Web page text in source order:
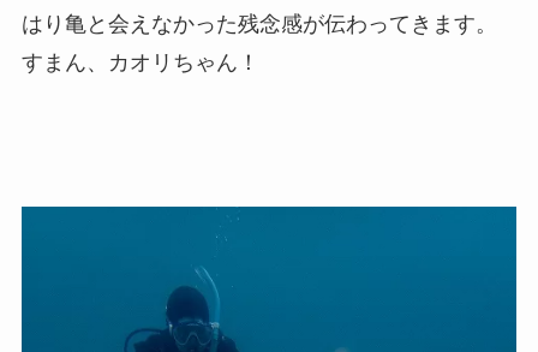
はり亀と会えなかった残念感が伝わってきます。
すまん、カオリちゃん！